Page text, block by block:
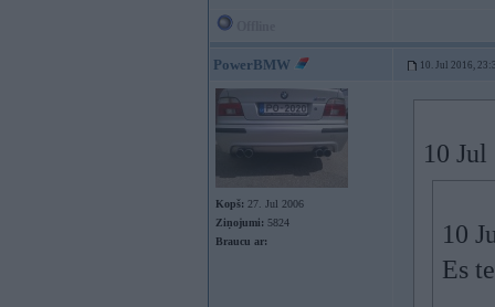
PowerBMW 10. Jul 2016,
Kopš: 27. Jul 2006
Ziņojumi: 5824
Braucu ar:
10
10
Es